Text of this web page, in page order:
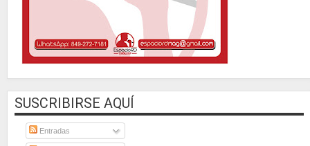
SUSCRIBIRSE AQUÍ
Entradas